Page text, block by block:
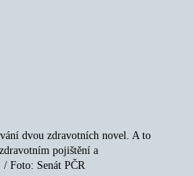
dvou zdravotních novel. A to
pojištění a
Foto: Senát PČR